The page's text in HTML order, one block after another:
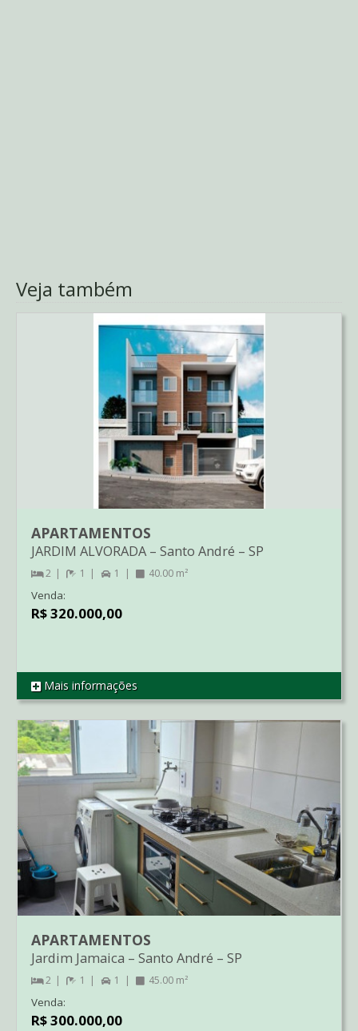
Veja também
REF AP4202
APARTAMENTOS
JARDIM ALVORADA – Santo André – SP
2 1 1 40.00 m²
Venda:
R$ 320.000,00
Mais informações
APARTAMENTOS
Jardim Jamaica – Santo André – SP
2 1 1 45.00 m²
Venda:
R$ 300.000,00